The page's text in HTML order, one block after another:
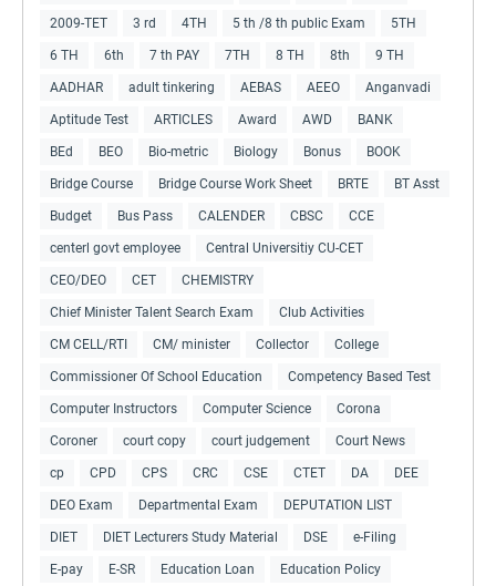
2009-TET 3 rd 4TH 5 th /8 th public Exam 5TH
6 TH 6th 7 th PAY 7TH 8 TH 8th 9 TH
AADHAR adult tinkering AEBAS AEEO Anganvadi
Aptitude Test ARTICLES Award AWD BANK
BEd BEO Bio-metric Biology Bonus BOOK
Bridge Course Bridge Course Work Sheet BRTE BT Asst
Budget Bus Pass CALENDER CBSC CCE
centerl govt employee Central Universitiy CU-CET
CEO/DEO CET CHEMISTRY
Chief Minister Talent Search Exam Club Activities
CM CELL/RTI CM/ minister Collector College
Commissioner Of School Education Competency Based Test
Computer Instructors Computer Science Corona
Coroner court copy court judgement Court News
cp CPD CPS CRC CSE CTET DA DEE
DEO Exam Departmental Exam DEPUTATION LIST
DIET DIET Lecturers Study Material DSE e-Filing
E-pay E-SR Education Loan Education Policy